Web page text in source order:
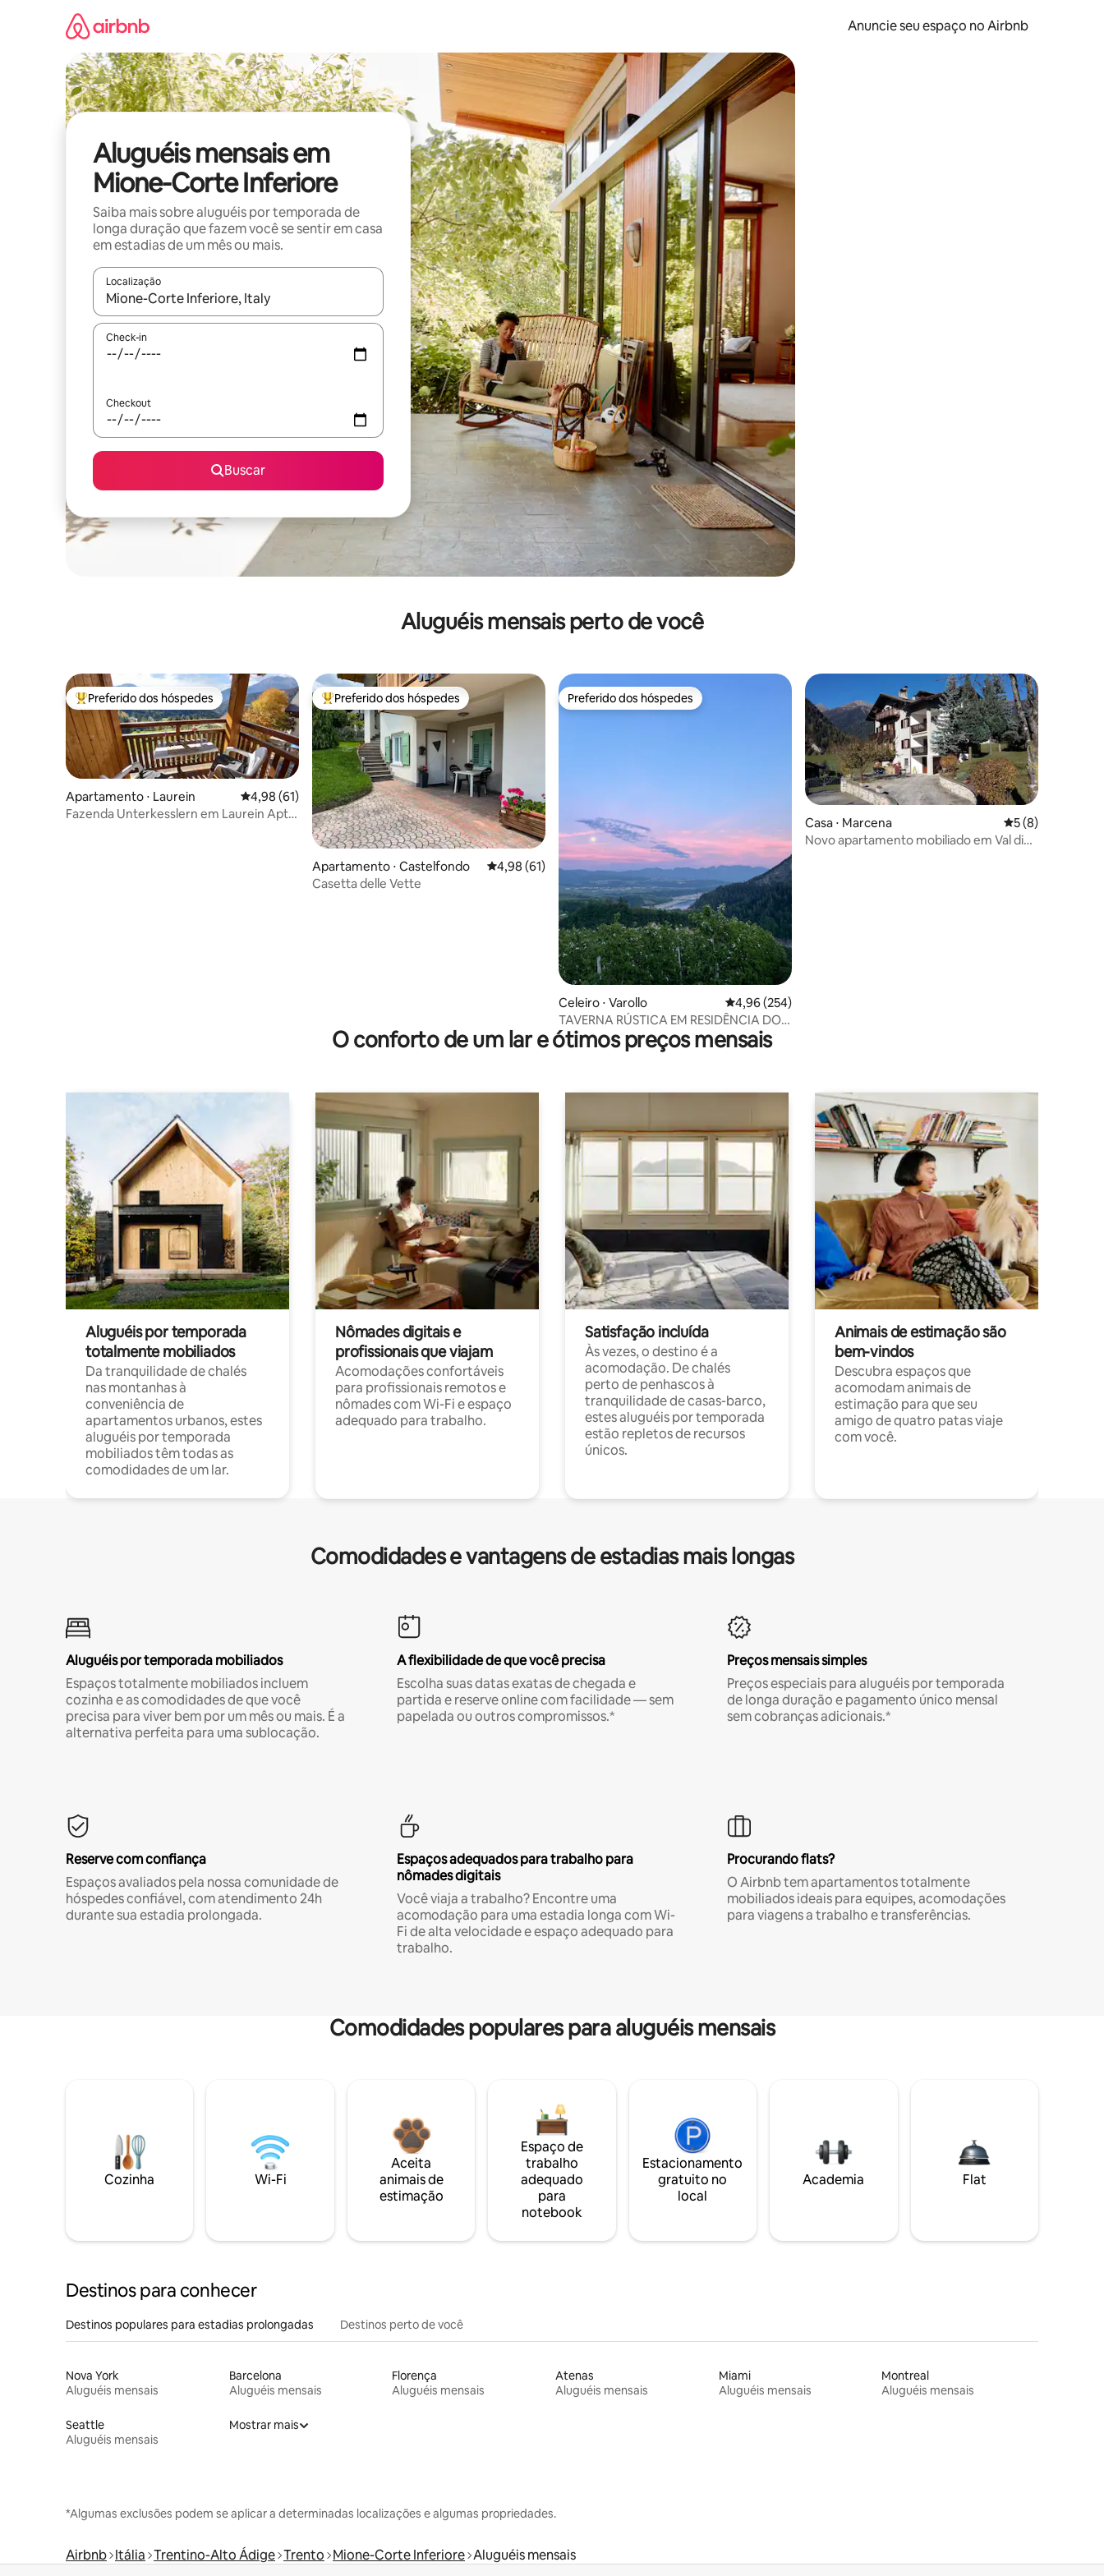
Anuncie seu espaço no Airbnb
Aluguéis mensais em
Mione-Corte Inferiore
Saiba mais sobre aluguéis por temporada de
longa duração que fazem você se sentir em casa
em estadias de um mês ou mais.
Localização
Quando os resultados estiverem disponíveis, explore-os usando as seta para cima e para baixo do teclado ou tocando e deslizando o dedo na tela.
Check-in
Checkout
Buscar
Aluguéis mensais perto de você
Entre os melhores preferidos dos hóspedes
Preferido dos hóspedes
Apartamento ⋅ Laurein 4,98 de uma avaliação média de 5, 61 avaliações
4,98 (61)
Fazenda Unterkesslern em Laurein Apt.
Entre os melhores preferidos dos hóspedes
Preferido dos hóspedes
Apartamento ⋅ Castelfondo 4,98 de uma avaliação média de 5, 61 avaliações
4,98 (61)
Casetta delle Vette
Preferido dos hóspedes
Preferido dos hóspedes
Celeiro ⋅ Varollo 4,96 de uma avaliação média de 5, 254 avaliações
4,96 (254)
TAVERNA RÚSTICA EM RESIDÊNCIA DO
SÉCULO XVII
Casa ⋅ Marcena 5 de uma
5 (8)
Novo apartamento mobiliado em Val di
O conforto de um lar e ótimos preços mensais
Aluguéis por temporada
totalmente mobiliados
Da tranquilidade de chalés
nas montanhas à
conveniência de
apartamentos urbanos, estes
aluguéis por temporada
mobiliados têm todas as
comodidades de um lar.
Nômades digitais e
profissionais que viajam
Acomodações confortáveis
para profissionais remotos e
nômades com Wi-Fi e espaço
adequado para trabalho.
Satisfação incluída
Às vezes, o destino é a
acomodação. De chalés
perto de penhascos à
tranquilidade de casas-barco,
estes aluguéis por temporada
estão repletos de recursos
únicos.
Animais de estimação são
bem-vindos
Descubra espaços que
acomodam animais de
estimação para que seu
amigo de quatro patas viaje
com você.
Comodidades e vantagens de estadias mais longas
Aluguéis por temporada mobiliados
Espaços totalmente mobiliados incluem
cozinha e as comodidades de que você
precisa para viver bem por um mês ou mais. É a
alternativa perfeita para uma sublocação.
A flexibilidade de que você precisa
Escolha suas datas exatas de chegada e
partida e reserve online com facilidade — sem
papelada ou outros compromissos.*
Preços mensais simples
Preços especiais para aluguéis por temporada
de longa duração e pagamento único mensal
sem cobranças adicionais.*
Reserve com confiança
Espaços avaliados pela nossa comunidade de
hóspedes confiável, com atendimento 24h
durante sua estadia prolongada.
Espaços adequados para trabalho para
nômades digitais
Você viaja a trabalho? Encontre uma
acomodação para uma estadia longa com Wi-
Fi de alta velocidade e espaço adequado para
trabalho.
Procurando flats?
O Airbnb tem apartamentos totalmente
mobiliados ideais para equipes, acomodações
para viagens a trabalho e transferências.
Comodidades populares para aluguéis mensais
Cozinha Wi-Fi
Aceita
animais de
estimação
Espaço de
trabalho
adequado
para
notebook
Estacionamento
gratuito no
local
Academia Flat
Destinos para conhecer
Destinos populares para estadias prolongadas Destinos perto de você
Nova York
Aluguéis mensais
Barcelona
Aluguéis mensais
Florença
Aluguéis mensais
Atenas
Aluguéis mensais
Miami
Aluguéis mensais
Montreal
Aluguéis mensais
Seattle
Aluguéis mensais
Mostrar mais
*Algumas exclusões podem se aplicar a determinadas localizações e algumas propriedades.
Airbnb Itália Trentino-Alto Ádige Trento Mione-Corte Inferiore Aluguéis mensais